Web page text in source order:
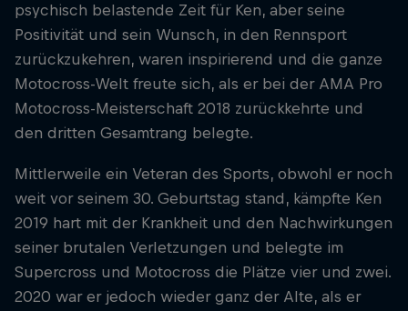
psychisch belastende Zeit für Ken, aber seine
Positivität und sein Wunsch, in den Rennsport
zurückzukehren, waren inspirierend und die ganze
Motocross-Welt freute sich, als er bei der AMA Pro
Motocross-Meisterschaft 2018 zurückkehrte und
den dritten Gesamtrang belegte.
Mittlerweile ein Veteran des Sports, obwohl er noch
weit vor seinem 30. Geburtstag stand, kämpfte Ken
2019 hart mit der Krankheit und den Nachwirkungen
seiner brutalen Verletzungen und belegte im
Supercross und Motocross die Plätze vier und zwei.
2020 war er jedoch wieder ganz der Alte, als er